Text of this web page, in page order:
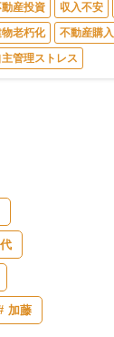
動産投資
収入不安
物老朽化
不動産購入
主管理ストレス
加藤